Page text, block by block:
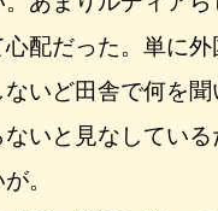
心配だった。単に
ないど田舎で何を
ないと見なしてい
。